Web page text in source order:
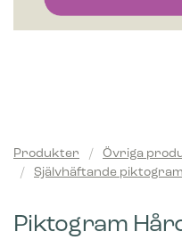
Produkter / Övriga
/
Självhäftande piktogram
Piktogram